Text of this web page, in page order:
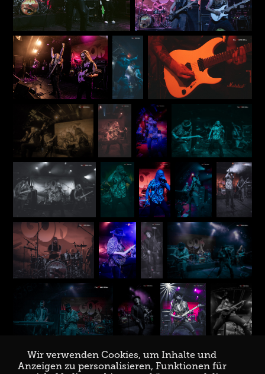
Wir verwenden Cookies, um Inhalte und
Anzeigen zu personalisieren, Funktionen für